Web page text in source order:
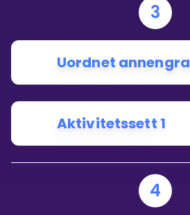
3
Uordnet
Aktivitetssett 1
4